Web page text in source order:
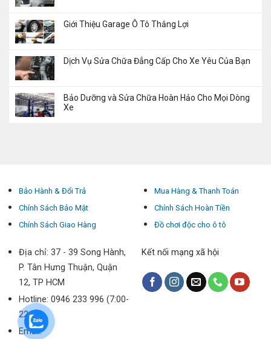
Giới Thiệu Garage Ô Tô Thắng Lợi
Dịch Vụ Sửa Chữa Đẳng Cấp Cho Xe Yêu Của Bạn
Bảo Dưỡng và Sửa Chữa Hoàn Hảo Cho Mọi Dòng
Xe
Bảo Hành & Đổi Trả
Chính Sách Bảo Mật
Chính Sách Giao Hàng
Mua Hàng & Thanh Toán
Chính Sách Hoàn Tiền
Đồ chơi độc cho ô tô
Địa chỉ: 37 - 39 Song Hành,
P. Tân Hưng Thuận, Quận
12, TP HCM
Hotline: 0946 233 996 (7:00-
22:00)
Email:
Kết nối mạng xã hội